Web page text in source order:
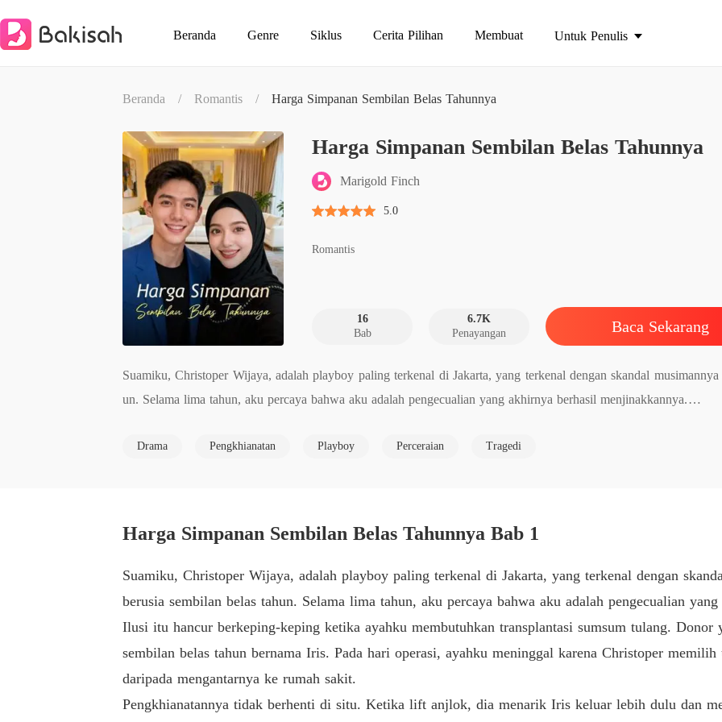
Beranda Genre Siklus Cerita Pilihan Membuat Untuk Penulis
Beranda / Romantis / Harga Simpanan Sembilan Belas Tahunnya
Harga Simpanan Sembilan Belas Tahunnya
Marigold Finch
5.0
Romantis
16
Bab
6.7K
Penayangan
Baca Sekarang
Suamiku, Christoper Wijaya, adalah playboy paling terkenal di Jakarta, yang terkenal dengan skandal
un. Selama lima tahun, aku percaya bahwa aku adalah pengecualian yang akhirnya berhasil menjinakkannya.
Ilusi itu hancur berkeping-keping ketika ayahku membutuhkan transplantasi sumsum tulang. Donor yang sempurna
i tubuh Iris dengan tubuhnya dan melangkahi aku yang terbaring berdarah. Dia bahkan mencuri hadiah terakhir
ya kepada Iris.
Jadi aku diam-diam menandatangani surat cerai dan menghilang. Pada hari aku pergi, dia mengirimiku pesan.
"Kabar baik, aku menemukan donor lain untuk ayahmu. Ayo kita jadwalkan operasinya."
Drama Pengkhianatan Playboy Perceraian Tragedi
Harga Simpanan Sembilan Belas Tahunnya Bab 1
Suamiku, Christoper Wijaya, adalah playboy paling terkenal di Jakarta, yang terkenal dengan
berusia sembilan belas tahun. Selama lima tahun, aku percaya bahwa aku adalah pengecualian
Ilusi itu hancur berkeping-keping ketika ayahku membutuhkan transplantasi sumsum tulang. Donor
sembilan belas tahun bernama Iris. Pada hari operasi, ayahku meninggal karena Christoper
daripada mengantarnya ke rumah sakit.
Pengkhianatannya tidak berhenti di situ. Ketika lift anjlok, dia menarik Iris keluar lebih dulu dan
Bab 1
Harga
Bab 6
Harga
Harga
Harga